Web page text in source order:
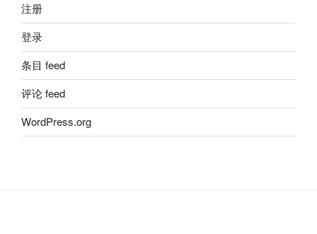
注册
登录
条目 feed
评论 feed
WordPress.org